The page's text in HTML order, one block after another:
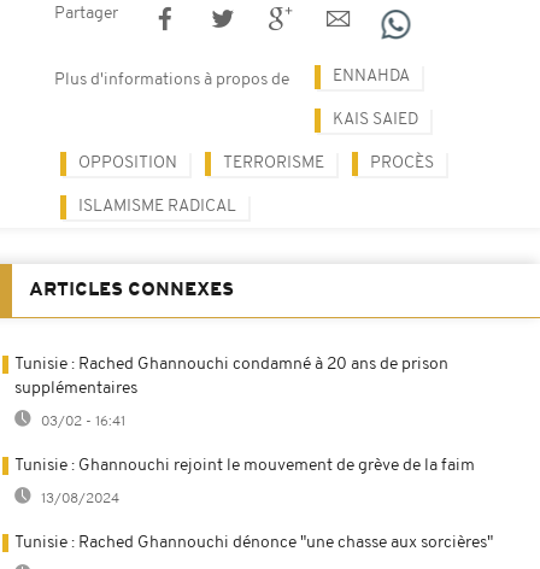
Partager
Plus d'informations à propos de ENNAHDA
KAIS SAIED
OPPOSITION TERRORISME PROCÈS
ISLAMISME RADICAL
ARTICLES CONNEXES
Tunisie : Rached Ghannouchi condamné à 20 ans de prison
supplémentaires
03/02 - 16:41
Tunisie : Ghannouchi rejoint le mouvement de grève de la faim
13/08/2024
Tunisie : Rached Ghannouchi dénonce "une chasse aux sorcières"